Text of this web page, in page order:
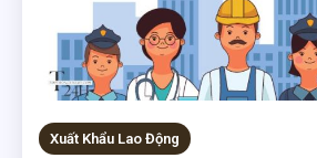
Xuất Khẩu Lao Động